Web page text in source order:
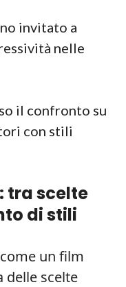
invitato a
nelle
il confronto su
con stili
tra scelte
di stili
un film
delle scelte